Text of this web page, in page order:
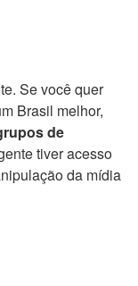
Se você quer
Brasil melhor,
de
tiver acesso
da mídia